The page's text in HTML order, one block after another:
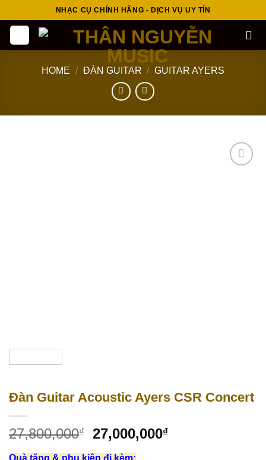
to
NHẠC CỤ CHÍNH HÃNG - DỊCH VỤ UY TÍN
HOME / ĐÀN GUITAR / GUITAR AYERS
Đàn Guitar Acoustic Ayers CSR Concert
27,800,000₫ 27,000,000₫
Quà tặng & phụ kiện đi kèm: